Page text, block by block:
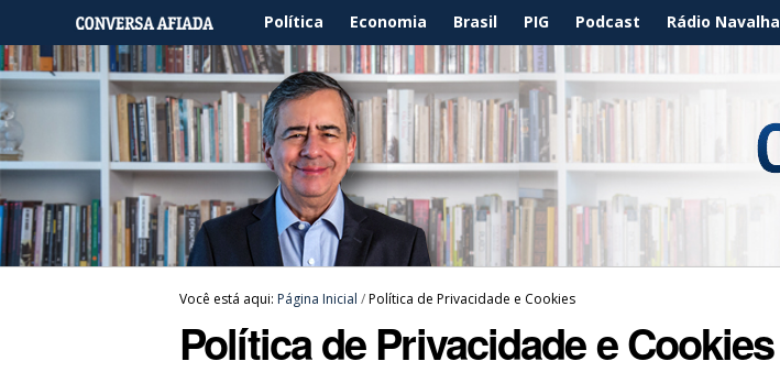
Política Economia Brasil PIG Podcast Rádio Navalha
Você está aqui: Página Inicial /Política de Privacidade e Cookies
Política de Privacidade e Cookies